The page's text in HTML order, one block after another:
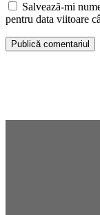
Salvează-mi
pentru data viitoare